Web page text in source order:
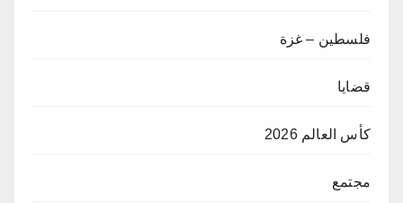
فلسطين – غزة
قضايا
كأس العالم 2026
مجتمع